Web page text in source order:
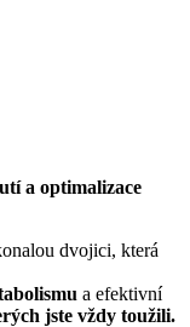
a optimalizace
dvojici, která
a efektivní
jste vždy toužili.